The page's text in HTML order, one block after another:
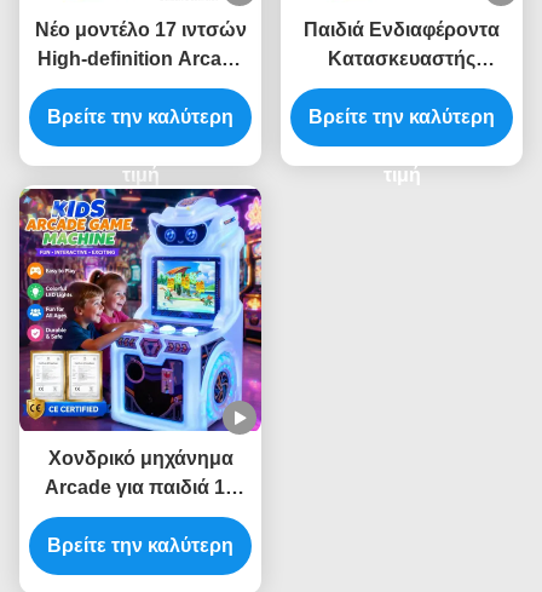
Νέο μοντέλο 17 ιντσών
High-definition Arcade
Machine με ένα κουμπί
Three-in-one για παιδιά
Βρείτε την καλύτερη
τιμή
Παιδιά Ενδιαφέροντα
Κατασκευαστής
παιχνιδιών παιχνιδιών
Gohper Pat Coin
Operated Mole Hitting
Game
Βρείτε την καλύτερη
τιμή
Χονδρικό μηχάνημα
Arcade για παιδιά 19
ιντσών με ελαφρύ LED
χαριτωμένο βρεφικό
μηχάνημα για
Βρείτε την καλύτερη